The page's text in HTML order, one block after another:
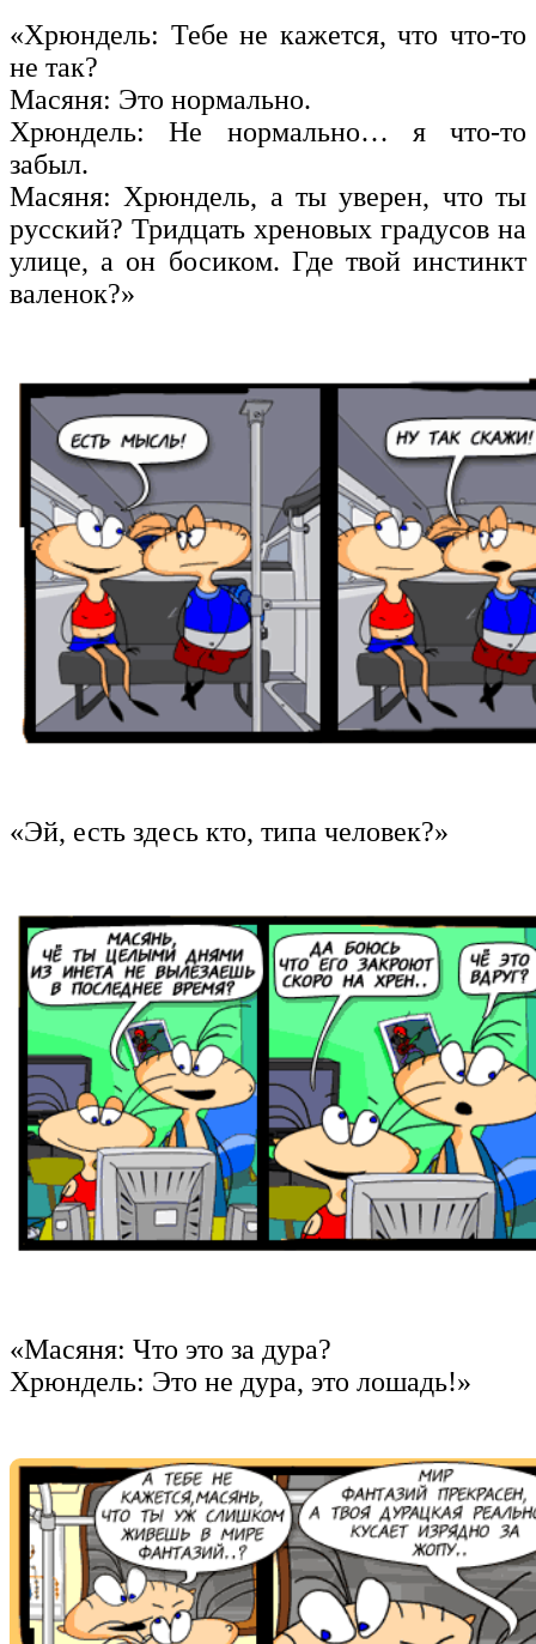
«Хрюндель: Тебе не кажется, что что-то
не так?
Масяня: Это нормально.
Хрюндель: Не нормально… я что-то
забыл.
Масяня: Хрюндель, а ты уверен, что ты
русский? Тридцать хреновых градусов на
улице, а он босиком. Где твой инстинкт
валенок?»
«Эй, есть здесь кто, типа человек?»
«Масяня: Что это за дура?
Хрюндель: Это не дура, это лошадь!»